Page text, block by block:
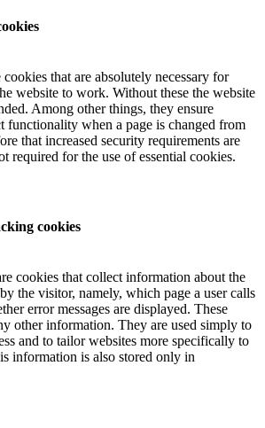
that are absolutely necessary for
website to work. Without these the website
Among other things, they ensure
functionality when a page is changed from
that increased security requirements are
required for the use of essential cookies.
cookies
cookies that collect information about the
the visitor, namely, which page a user calls
error messages are displayed. These
other information. They are used simply to
and to tailor websites more specifically to
information is also stored only in